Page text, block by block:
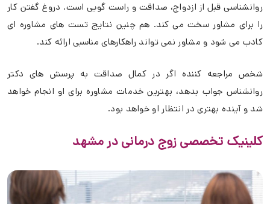
روانشناسی قبل از ازدواج، صداقت و راست گویی است. دروغ گفتن کار
را برای مشاور سخت می کند. هم چنین نتایج تست های مشاوره ای
کادب می شود و مشاور نمی تواند راهکارهای مناسبی ارائه کند.
شخص مراجعه کننده اگر در کمال صداقت به پرسش های دکتر
روانشناس جواب بدهد، بهترین خدمات مشاوره برای او انجام خواهد
شد و آینده بهتری در انتظار او خواهد بود.
کلینیک تخصصی زوج درمانی در مشهد